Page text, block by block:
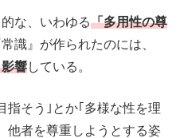
な、いわゆる「多用性の尊
識』が作られたのには、
響している。
指そう｣とか｢多様な性を理
他者を尊重しようとする姿